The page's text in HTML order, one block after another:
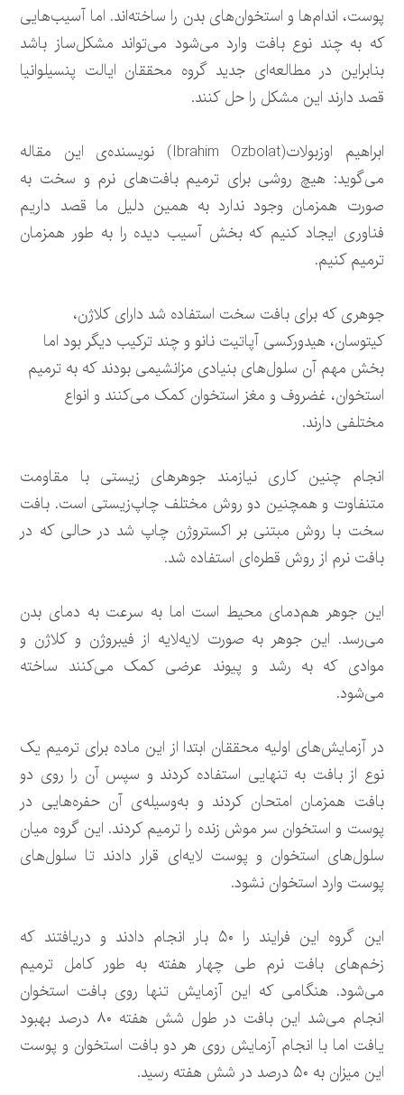
پوست، اندام‌ها و استخوان‌های بدن را ساخته‌اند. اما آسیب‌هایی
که به چند نوع بافت وارد می‌شود می‌تواند مشکل‌ساز باشد
بنابراین در مطالعه‌ای جدید گروه محققان ایالت پنسیلوانیا
قصد دارند این مشکل را حل کنند.
ابراهیم اوزبولات(Ibrahim Ozbolat) نویسنده‌ی این مقاله
می‌گوید: هیچ روشی برای ترمیم بافت‌های نرم و سخت به
صورت همزمان وجود ندارد به همین دلیل ما قصد داریم
فناوری ایجاد کنیم که بخش آسیب دیده‌ را به طور همزمان
ترمیم کنیم.
جوهری که برای بافت سخت استفاده شد دارای کلاژن،
کیتوسان، هیدورکسی آپاتیت نانو و چند ترکیب دیگر بود اما
بخش مهم آن سلول‌های بنیادی مزانشیمی بودند که به ترمیم
استخوان، غضروف و مغز استخوان کمک می‌کنند و انواع
مختلفی دارند.
انجام چنین کاری نیازمند جوهرهای زیستی با مقاومت
متنفاوت و همچنین دو روش مختلف چاپ‌زیستی است. بافت
سخت با روش مبتنی بر اکستروژن چاپ شد در حالی که در
بافت نرم از روش قطره‌ای استفاده شد.
این جوهر هم‌دمای محیط است اما به سرعت به دمای بدن
می‌رسد. این جوهر به صورت لایه‌لایه از فیبروژن و کلاژن و
موادی که به رشد و پیوند عرضی کمک می‌کنند ساخته
می‌شود.
در آزمایش‌های اولیه محققان ابتدا از این ماده برای ترمیم یک
نوع از بافت به تنهایی استفاده کردند و سپس آن را روی دو
بافت همزمان امتحان کردند و به‌وسیله‌ی آن حفره‌هایی در
پوست و استخوان سر موش زنده را ترمیم کردند. این گروه میان
سلول‌های استخوان و پوست لایه‌ای قرار دادند تا سلول‌های
پوست وارد استخوان نشود.
این گروه این فرایند را ۵۰ بار انجام دادند و دریافتند که
زخم‌های بافت نرم طی چهار هفته به طور کامل ترمیم
می‌شود. هنگامی که این آزمایش تنها روی بافت استخوان
انجام می‌شد این بافت در طول شش هفته ۸۰ درصد بهبود
یافت اما با انجام آزمایش روی هر دو بافت استخوان و پوست
این میزان به ۵۰ درصد در شش هفته رسید.